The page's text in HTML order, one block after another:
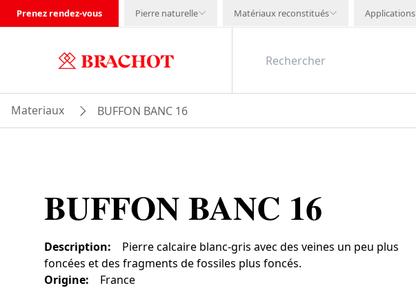
Prenez rendez-vous Pierre naturelle Matériaux reconstitués Applications
Materiaux BUFFON BANC 16
BUFFON BANC 16
Description:
Pierre calcaire blanc-gris avec des veines un peu plus
foncées et des fragments de fossiles plus foncés.
Origine:
France